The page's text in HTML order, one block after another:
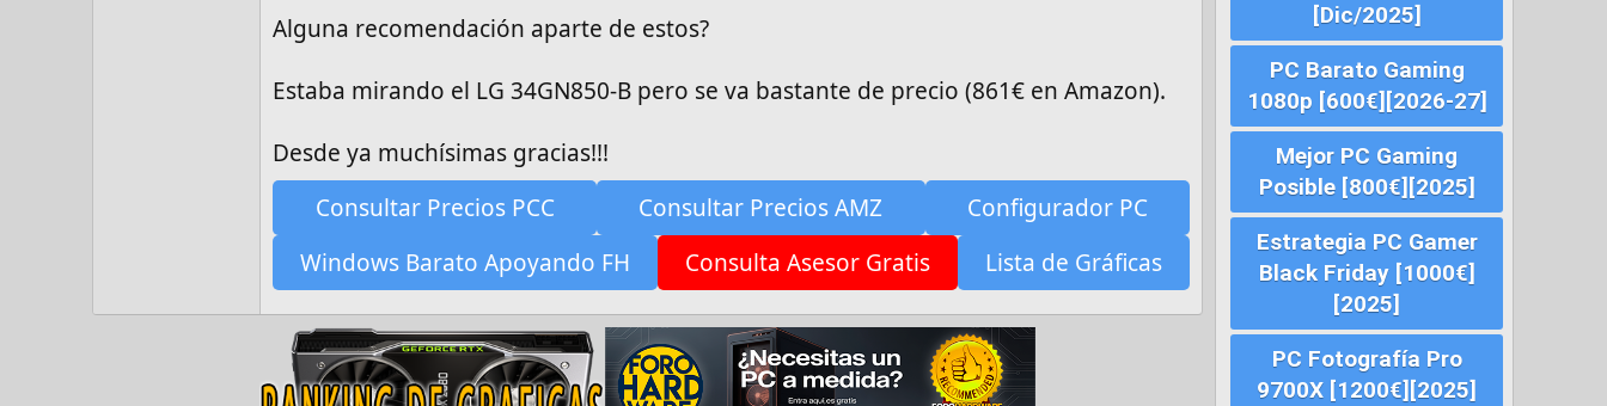
Alguna recomendación aparte de estos?
Estaba mirando el LG 34GN850-B pero se va bastante de precio (861€ en Amazon).
Desde ya muchísimas gracias!!!
Consultar Precios PCC
Consultar Precios AMZ
Configurador PC
Windows Barato Apoyando FH
Consulta Asesor Gratis Lista de Gráficas
[Dic/2025]
PC Barato Gaming
1080p [600€][2026-27]
Mejor PC Gaming
Posible [800€][2025]
Estrategia PC Gamer
Black Friday [1000€]
[2025]
PC Fotografía Pro
9700X [1200€][2025]